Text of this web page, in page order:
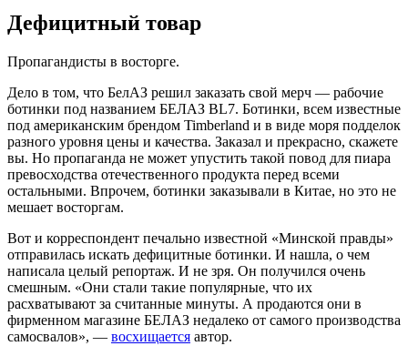
Дефицитный товар
Пропагандисты в восторге.
Дело в том, что БелАЗ решил заказать свой мерч — рабочие
ботинки под названием БЕЛАЗ BL7. Ботинки, всем известные
под американским брендом Timberland и в виде моря подделок
разного уровня цены и качества. Заказал и прекрасно, скажете
вы. Но пропаганда не может упустить такой повод для пиара
превосходства отечественного продукта перед всеми
остальными. Впрочем, ботинки заказывали в Китае, но это не
мешает восторгам.
Вот и корреспондент печально известной «Минской правды»
отправилась искать дефицитные ботинки. И нашла, о чем
написала целый репортаж. И не зря. Он получился очень
смешным. «Они стали такие популярные, что их
расхватывают за считанные минуты. А продаются они в
фирменном магазине БЕЛАЗ недалеко от самого производства
самосвалов», — восхищается автор.